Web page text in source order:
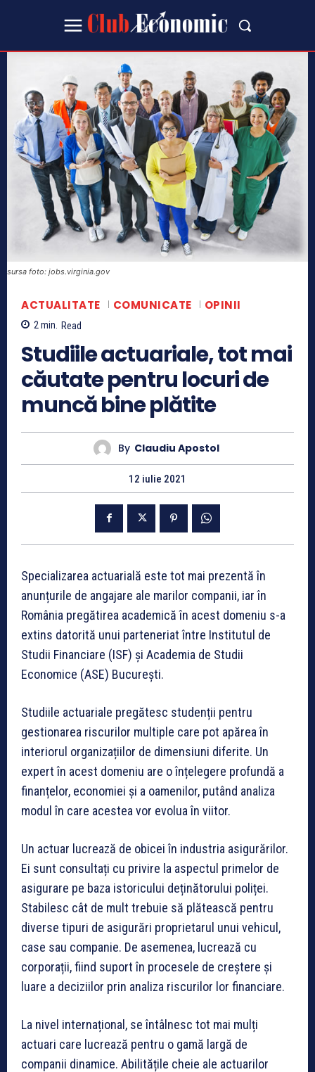
sursa foto: jobs.virginia.gov
ACTUALITATE COMUNICATE OPINII
2min. Read
Studiile actuariale, tot mai
căutate pentru locuri de
muncă bine plătite
By Claudiu Apostol
12 iulie 2021
Specializarea actuarială este tot mai prezentă în
anunțurile de angajare ale marilor companii, iar în
România pregătirea academică în acest domeniu s-a
extins datorită unui parteneriat între Institutul de
Studii Financiare (ISF) și Academia de Studii
Economice (ASE) București.
Studiile actuariale pregătesc studenții pentru
gestionarea riscurilor multiple care pot apărea în
interiorul organizațiilor de dimensiuni diferite. Un
expert în acest domeniu are o înțelegere profundă a
finanțelor, economiei și a oamenilor, putând analiza
modul în care acestea vor evolua în viitor.
Un actuar lucrează de obicei în industria asigurărilor.
Ei sunt consultați cu privire la aspectul primelor de
asigurare pe baza istoricului deținătorului poliței.
Stabilesc cât de mult trebuie să plătească pentru
diverse tipuri de asigurări proprietarul unui vehicul,
case sau companie. De asemenea, lucrează cu
corporații, fiind suport în procesele de creștere și
luare a deciziilor prin analiza riscurilor lor financiare.
La nivel internațional, se întâlnesc tot mai mulți
actuari care lucrează pentru o gamă largă de
companii dinamice. Abilitățile cheie ale actuarilor